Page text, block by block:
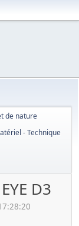
de nature
- Technique
D3